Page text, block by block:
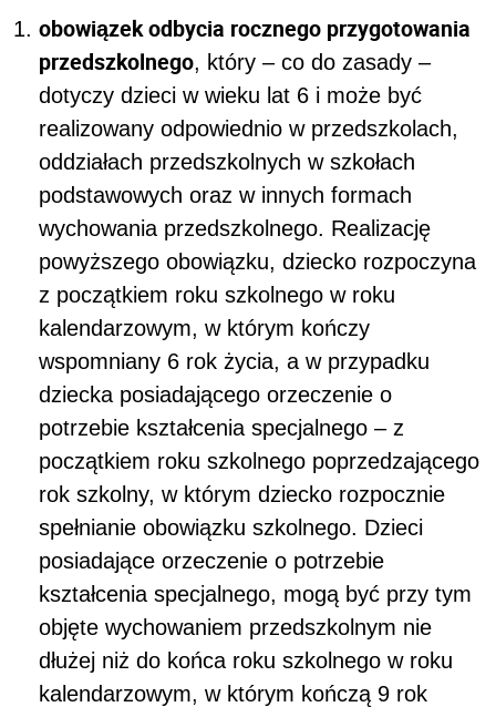
obowiązek odbycia rocznego przygotowania
przedszkolnego, który – co do zasady –
dotyczy dzieci w wieku lat 6 i może być
realizowany odpowiednio w przedszkolach,
oddziałach przedszkolnych w szkołach
podstawowych oraz w innych formach
wychowania przedszkolnego. Realizację
powyższego obowiązku, dziecko rozpoczyna
z początkiem roku szkolnego w roku
kalendarzowym, w którym kończy
wspomniany 6 rok życia, a w przypadku
dziecka posiadającego orzeczenie o
potrzebie kształcenia specjalnego – z
początkiem roku szkolnego poprzedzającego
rok szkolny, w którym dziecko rozpocznie
spełnianie obowiązku szkolnego. Dzieci
posiadające orzeczenie o potrzebie
kształcenia specjalnego, mogą być przy tym
objęte wychowaniem przedszkolnym nie
dłużej niż do końca roku szkolnego w roku
kalendarzowym, w którym kończą 9 rok